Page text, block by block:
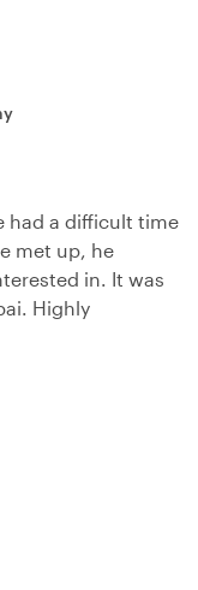
had a difficult time
met up, he
in. It was
Highly